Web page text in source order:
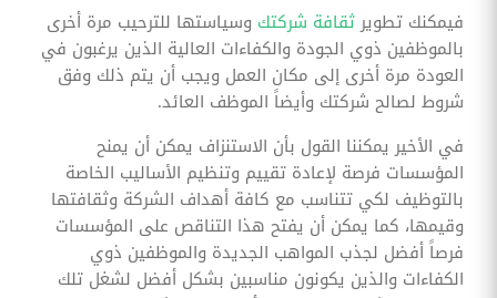
فيمكنك تطوير ثقافة شركتك وسياستها للترحيب مرة أخرى
بالموظفين ذوي الجودة والكفاءات العالية الذين يرغبون في
العودة مرة أخرى إلى مكان العمل ويجب أن يتم ذلك وفق
شروط لصالح شركتك وأيضاً الموظف العائد.
في الأخير يمكننا القول بأن الاستنزاف يمكن أن يمنح
المؤسسات فرصة لإعادة تقييم وتنظيم الأساليب الخاصة
بالتوظيف لكي تتناسب مع كافة أهداف الشركة وثقافتها
وقيمها، كما يمكن أن يفتح هذا التناقص على المؤسسات
فرصاً أفضل لجذب المواهب الجديدة والموظفين ذوي
الكفاءات والذين يكونون مناسبين بشكل أفضل لشغل تلك